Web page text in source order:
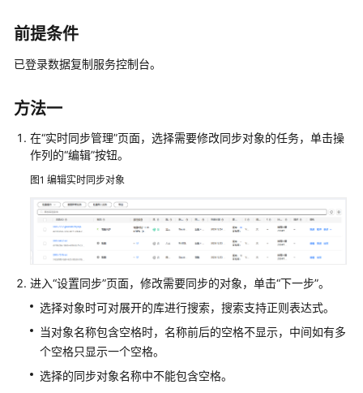
步
方
概
览
数
据
同
步
扑
介
绍
云
前提条件
已登录数据复制服务控制台。
方法一
在“实时同步管理”页面，选择需要修改同步对象的任务，单击操
作列的“编辑”按钮。
图1 编辑实时同步对象
进入“设置同步”页面，修改需要同步的对象，单击“下一步”。
选择对象时可对展开的库进行搜索，搜索支持正则表达式。
当对象名称包含空格时，名称前后的空格不显示，中间如有多
个空格只显示一个空格。
选择的同步对象名称中不能包含空格。